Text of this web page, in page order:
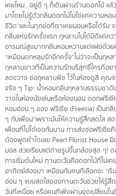
เคยไหม…อยู่ดี ๆ ก็เดินผ่านร้านดอกไม้ แ
มาโดยไม่รู้ตัว กลิ่นดอกไม้ไม่ใช่แค่ความ
ชีวิต”และในทุกช่อที่เราเคยมอบหรือได้รับ
กลิ่นแห่งรักครั้งแรก กุหลาบไม่ได้มีดีแค่
อารมณ์สูงมากกลิ่นหอมหวานแต่แฝงด้ว
“เหมือนตกหลุมรักอีกครั้ง”ไม่ว่าจะเป็นกุ
กุหลาบขาวที่เป็นความรักบริสุทธิ์ใครที่อ
ลองวาง ช่อกุหลาบพีช ไว้ในห้องดูสิ คุณจ
จริง ๆ Tip: น้ำหอมกลิ่นกุหลาบธรรมชาติช่
วางในห้องนั่งเล่นหรือห้องนอน ดอกฟรีเ
หอมอ่อน ๆ ของ ฟรีเซีย (Freesia) เป็นก
ๆ กับเพื่อน”เพราะมันให้ความรู้สึกสดใส
เพื่อนที่ไม่ได้เจอกันนาน การส่งช่อฟรีเซีย
ต้องพูดคำใดเลย Pearl Florist House
มอล สวยเรียบแต่ถ่ายรูปขึ้นกล้องสุด ๆ!
การเริ่มต้นใหม่ ทานตะวันคือดอกไม้ที่ไม่เ
อาทิตย์ส่องมา เหมือนกับคนที่เลือกจะ “เ
อ่อน ๆ แบบสดใสของทานตะวันช่วยให้รู้สึก
วันที่เหนื่อย หรือคนที่เพิ่งผ่านจุดเปลี่ยนใ